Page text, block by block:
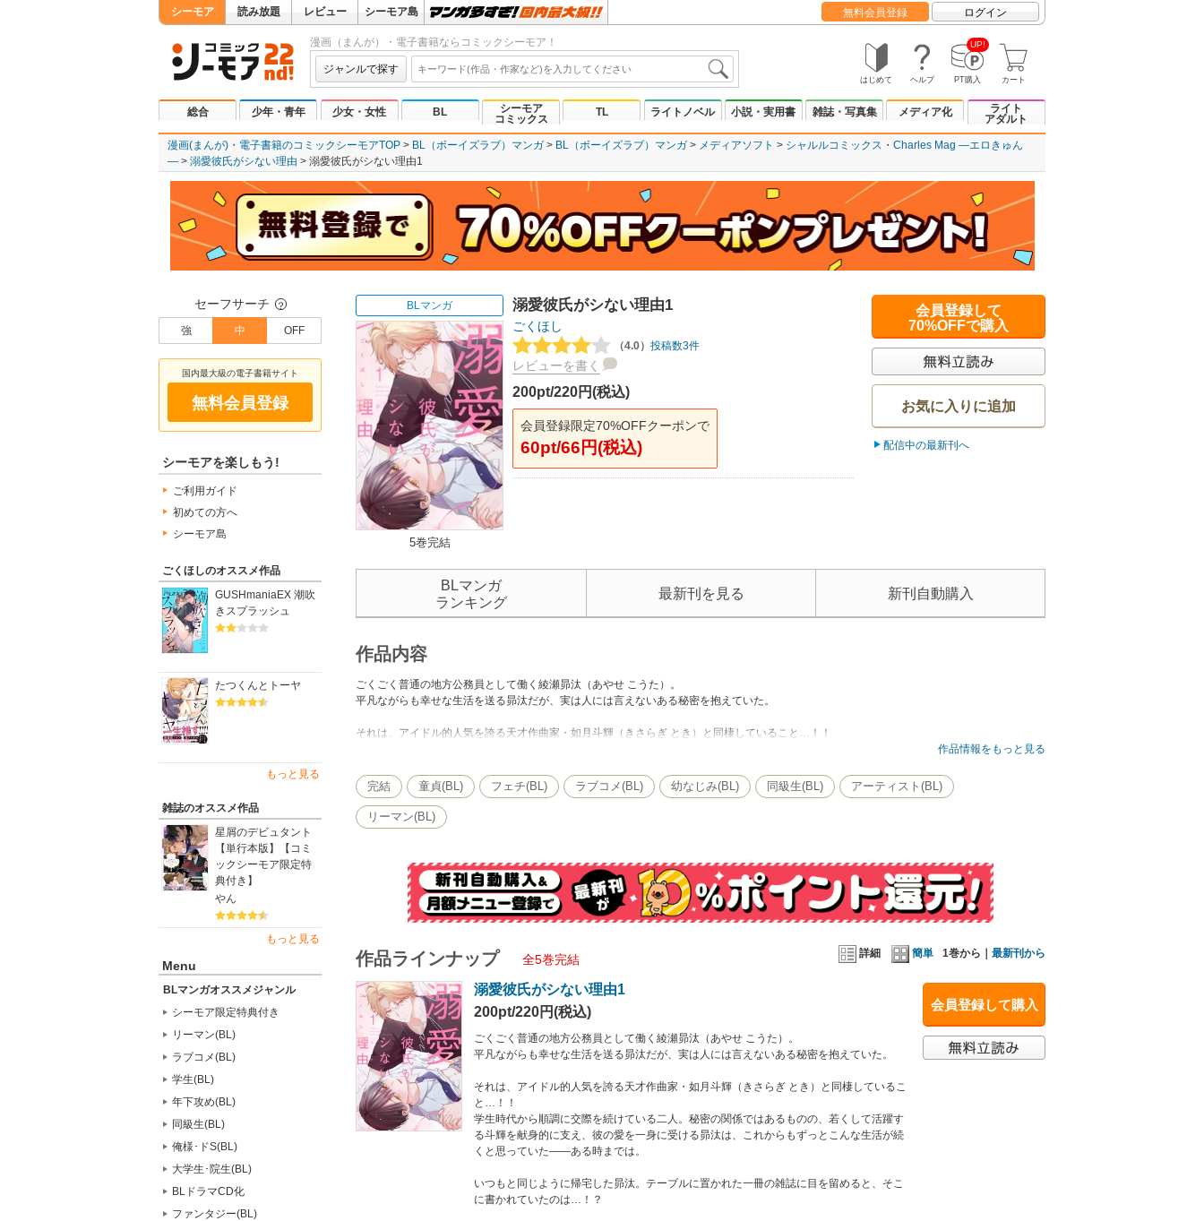
シーモア 読み放題 レビュー シーモア島 無料会員登録 ログイン
漫画（まんが）・電子書籍ならコミックシーモア！
ジャンルで探す
はじめて ヘルプ
UP!
PT購入 カート
総合 少年・青年 少女・女性 BL
シーモア
コミックス
TL ライトノベル 小説・実用書 雑誌・写真集 メディア化
ライト
アダルト
漫画(まんが)・電子書籍のコミックシーモアTOP BL（ボーイズラブ）マンガ BL（ボーイズラブ）マンガ メディアソフト シャルルコミックス
Charles Mag ―エロきゅん
―
溺愛彼氏がシない理由 溺愛彼氏がシない理由1
セーフサーチ ？
強 中 OFF
国内最大級の電子書籍サイト
無料会員登録
シーモアを楽しもう!
ご利用ガイド
初めての方へ
シーモア島
ごくほしのオススメ作品
GUSHmaniaEX 潮吹
きスプラッシュ
たつくんとトーヤ
もっと見る
雑誌のオススメ作品
星屑のデビュタント
【単行本版】【コミ
ックシーモア限定特
典付き】
やん
もっと見る
Menu
BLマンガオススメジャンル
シーモア限定特典付き
リーマン(BL)
ラブコメ(BL)
学生(BL)
年下攻め(BL)
同級生(BL)
俺様･ドS(BL)
大学生･院生(BL)
BLドラマCD化
ファンタジー(BL)
BLマンガ
5巻完結
溺愛彼氏がシない理由1
ごくほし
（4.0） 投稿数3件
レビューを書く
200pt/220円(税込)
会員登録限定70%OFFクーポンで
60pt/66円(税込)
会員登録して
70%OFFで購入
お気に入りに追加
配信中の最新刊へ
BLマンガ
ランキング
最新刊を見る 新刊自動購入
作品内容
ごくごく普通の地方公務員として働く綾瀬昴汰（あやせ こうた）。
平凡ながらも幸せな生活を送る昴汰だが、実は人には言えないある秘密を抱えていた。
それは、アイドル的人気を誇る天才作曲家・如月斗輝（きさらぎ とき）と同棲していること…！！
学生時代から順調に交際を続けている二人。秘密の関係ではあるものの、若くして活躍する斗輝を献身的に支え、彼の愛を一身に受ける昴汰
いつもと同じように帰宅した昴汰。テーブルに置かれた一冊の雑誌に目を留めると、そこに書かれていたのは…！？
【天才肌の一途彼氏×世話焼き元同級生】
※こちらは、WEB雑誌『Charles Mag』に収録されている作品の単話配信です。重複購入にご注意ください。
（※各巻のページ数は、表紙と奥付を含め片面で数えています）
作品情報をもっと見る
完結 童貞(BL) フェチ(BL) ラブコメ(BL) 幼なじみ(BL) 同級生(BL) アーティスト(BL)
リーマン(BL)
詳細 簡単 1巻から｜ 最新刊から
作品ラインナップ 全5巻完結
会員登録して購入
溺愛彼氏がシない理由1
200pt/220円(税込)
ごくごく普通の地方公務員として働く綾瀬昴汰（あやせ こうた）。
平凡ながらも幸せな生活を送る昴汰だが、実は人には言えないある秘密を抱えていた。
それは、アイドル的人気を誇る天才作曲家・如月斗輝（きさらぎ とき）と同棲しているこ
と…！！
学生時代から順調に交際を続けている二人。秘密の関係ではあるものの、若くして活躍す
る斗輝を献身的に支え、彼の愛を一身に受ける昴汰は、これからもずっとこんな生活が続
くと思っていた――ある時までは。
いつもと同じように帰宅した昴汰。テーブルに置かれた一冊の雑誌に目を留めると、そこ
に書かれていたのは…！？